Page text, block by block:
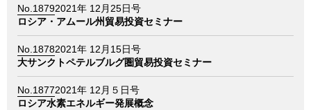
当会について
イベント
事業案内
No.18792021年 12月25日号
ロシア・アムール州貿易投資セミナー
No.18782021年 12月15日号
大サンクトペテルブルグ圏貿易投資セミナー
No.18772021年 12月５日号
ロシア水素エネルギー発展概念